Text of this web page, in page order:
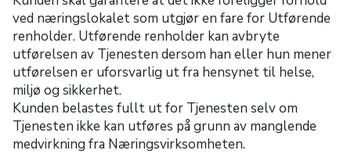
ved næringslokalet som utgjør en fare for Utførende
renholder. Utførende renholder kan avbryte
utførelsen av Tjenesten dersom han eller hun mener
utførelsen er uforsvarlig ut fra hensynet til helse,
miljø og sikkerhet.
Kunden belastes fullt ut for Tjenesten selv om
Tjenesten ikke kan utføres på grunn av manglende
medvirkning fra Næringsvirksomheten.